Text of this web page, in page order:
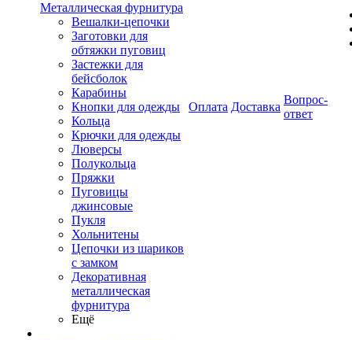
Металлическая фурнитура
Вешалки-цепочки
Заготовки для
обтяжки пуговиц
Застежки для
бейсболок
Карабины
Кнопки для одежды
Кольца
Крючки для одежды
Люверсы
Полукольца
Пряжки
Пуговицы
джинсовые
Пукля
Хольнитены
Цепочки из шариков
с замком
Декоративная
металлическая
фурнитура
Ещё
Оплата Доставка
Вопрос-
ответ